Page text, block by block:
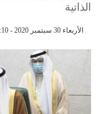
الذاتية
الأربعاء 30 سبتمبر 2020 - 11:10 مساءً